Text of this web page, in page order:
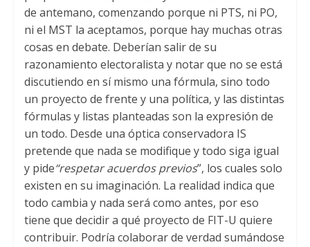
de antemano, comenzando porque ni PTS, ni PO,
ni el MST la aceptamos, porque hay muchas otras
cosas en debate. Deberían salir de su
razonamiento electoralista y notar que no se está
discutiendo en sí mismo una fórmula, sino todo
un proyecto de frente y una política, y las distintas
fórmulas y listas planteadas son la expresión de
un todo. Desde una óptica conservadora IS
pretende que nada se modifique y todo siga igual
y pide“respetar acuerdos previos”, los cuales solo
existen en su imaginación. La realidad indica que
todo cambia y nada será como antes, por eso
tiene que decidir a qué proyecto de FIT-U quiere
contribuir. Podría colaborar de verdad sumándose